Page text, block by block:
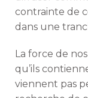
contrainte de
dans une
La force de
qu’ils
viennent pas